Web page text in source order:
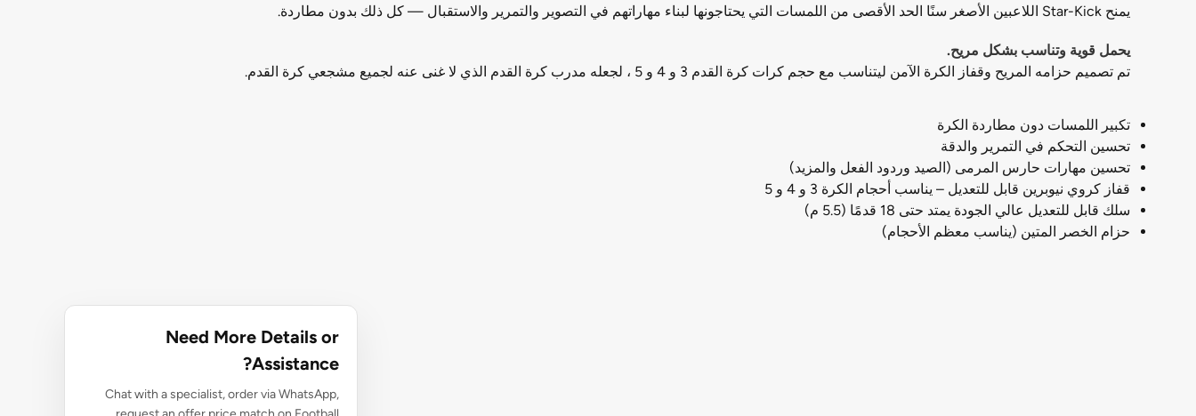
يمنح Star-Kick اللاعبين الأصغر سنًا الحد الأقصى من اللمسات التي يحتاجونها لبناء مهاراتهم في التصوير والتمرير والاستقبال — كل ذلك بدون مطاردة.
يحمل قوية وتناسب بشكل مريح.
تم تصميم حزامه المريح وقفاز الكرة الآمن ليتناسب مع حجم كرات كرة القدم 3 و 4 و 5 ، لجعله مدرب كرة القدم الذي لا غنى عنه لجميع مشجعي كرة القدم.
تكبير اللمسات دون مطاردة الكرة
تحسين التحكم في التمرير والدقة
تحسين مهارات حارس المرمى (الصيد وردود الفعل والمزيد)
قفاز كروي نيوبرين قابل للتعديل – يناسب أحجام الكرة 3 و 4 و 5
سلك قابل للتعديل عالي الجودة يمتد حتى 18 قدمًا (5.5 م)
حزام الخصر المتين (يناسب معظم الأحجام)
Need More Details or
Assistance?
Chat with a specialist, order via WhatsApp,
request an offer price match on Football.